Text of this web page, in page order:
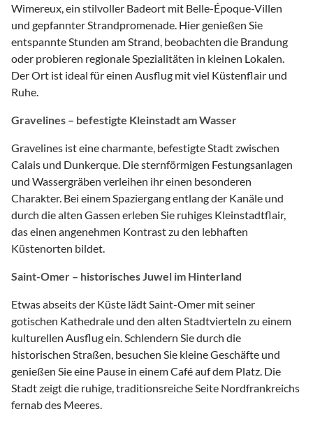
Wimereux, ein stilvoller Badeort mit Belle-Époque-Villen
und gepfannter Strandpromenade. Hier genießen Sie
entspannte Stunden am Strand, beobachten die Brandung
oder probieren regionale Spezialitäten in kleinen Lokalen.
Der Ort ist ideal für einen Ausflug mit viel Küstenflair und
Ruhe.
Gravelines – befestigte Kleinstadt am Wasser
Gravelines ist eine charmante, befestigte Stadt zwischen
Calais und Dunkerque. Die sternförmigen Festungsanlagen
und Wassergräben verleihen ihr einen besonderen
Charakter. Bei einem Spaziergang entlang der Kanäle und
durch die alten Gassen erleben Sie ruhiges Kleinstadtflair,
das einen angenehmen Kontrast zu den lebhaften
Küstenorten bildet.
Saint-Omer – historisches Juwel im Hinterland
Etwas abseits der Küste lädt Saint-Omer mit seiner
gotischen Kathedrale und den alten Stadtvierteln zu einem
kulturellen Ausflug ein. Schlendern Sie durch die
historischen Straßen, besuchen Sie kleine Geschäfte und
genießen Sie eine Pause in einem Café auf dem Platz. Die
Stadt zeigt die ruhige, traditionsreiche Seite Nordfrankreichs
fernab des Meeres.